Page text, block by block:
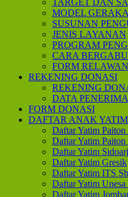
MODEL
SUSUNAN
JENIS LAYANAN
PROGRAM
CARA
FORM
REKENING DONASI
REKENING
DATA
FORM DONASI
DAFTAR ANAK YATIM
Daftar Yatim Paiton
Daftar Yatim Paiton
Daftar Yatim
Daftar Yatim Gresik
Daftar Yatim ITS
Daftar Yatim Unesa
Daftar Yatim